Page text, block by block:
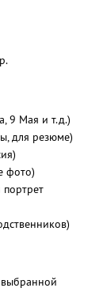
9 Мая и т.д.)
для резюме)
фото)